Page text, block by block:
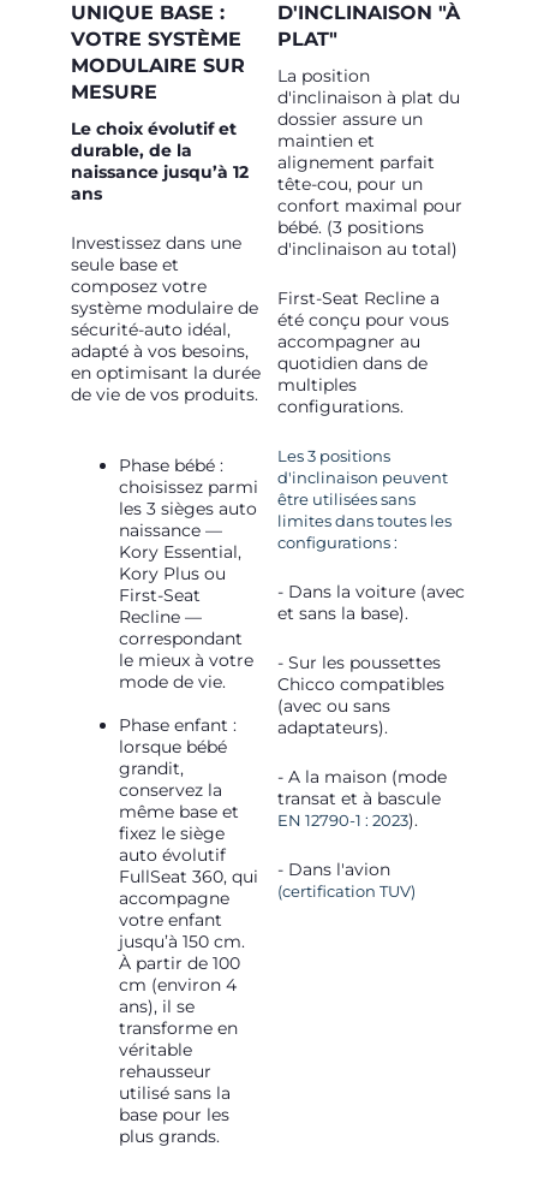
UNIQUE BASE :
VOTRE SYSTÈME
MODULAIRE SUR
MESURE
Le choix évolutif et
durable, de la
naissance jusqu’à 12
ans
Investissez dans une
seule base et
composez votre
système modulaire de
sécurité-auto idéal,
adapté à vos besoins,
en optimisant la durée
de vie de vos produits.
Phase bébé :
choisissez parmi
les 3 sièges auto
naissance —
Kory Essential,
Kory Plus ou
First-Seat
Recline —
correspondant
le mieux à votre
mode de vie.
Phase enfant :
lorsque bébé
grandit,
conservez la
même base et
fixez le siège
auto évolutif
FullSeat 360, qui
accompagne
votre enfant
jusqu’à 150 cm.
À partir de 100
cm (environ 4
ans), il se
transforme en
véritable
rehausseur
utilisé sans la
base pour les
plus grands.
D'INCLINAISON "À
PLAT"
La position
d'inclinaison à plat du
dossier assure un
maintien et
alignement parfait
tête-cou, pour un
confort maximal pour
bébé. (3 positions
d'inclinaison au total)
First-Seat Recline a
été conçu pour vous
accompagner au
quotidien dans de
multiples
configurations.
Les 3 positions
d'inclinaison peuvent
être utilisées sans
limites dans toutes les
configurations :
- Dans la voiture (avec
et sans la base).
- Sur les poussettes
Chicco compatibles
(avec ou sans
adaptateurs).
- A la maison (mode
transat et à bascule
EN 12790-1 : 2023).
- Dans l'avion
(certification TUV)